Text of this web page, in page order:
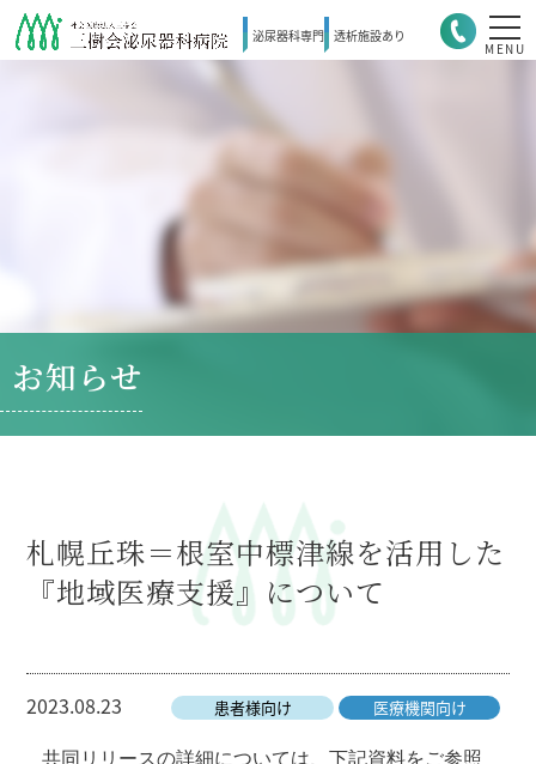
泌尿器科専門 透析施設あり
MENU
お知らせ
札幌丘珠＝根室中標津線を活用した
『地域医療支援』について
2023.08.23 患者様向け 医療機関向け
共同リリースの詳細については、下記資料をご参照